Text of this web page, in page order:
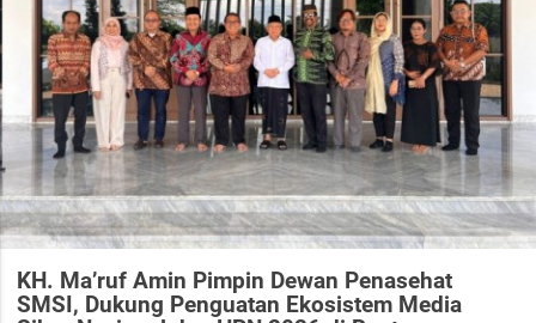
KH. Ma’ruf Amin Pimpin Dewan Penasehat
SMSI, Dukung Penguatan Ekosistem Media